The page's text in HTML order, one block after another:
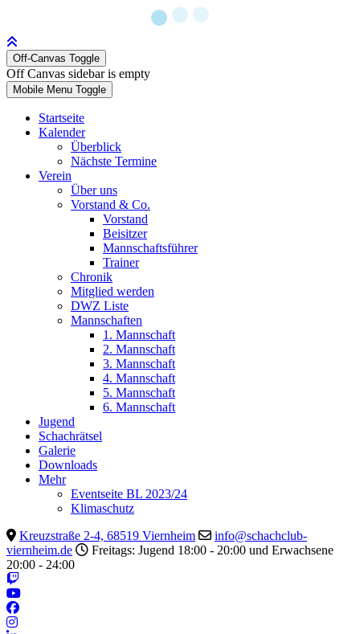
Off-Canvas Toggle
Off Canvas sidebar is empty
Mobile Menu Toggle
Startseite
Kalender
Überblick
Nächste Termine
Verein
Über uns
Vorstand & Co.
Vorstand
Beisitzer
Mannschaftsführer
Trainer
Chronik
Mitglied werden
DWZ Liste
Mannschaften
1. Mannschaft
2. Mannschaft
3. Mannschaft
4. Mannschaft
5. Mannschaft
6. Mannschaft
Jugend
Schachrätsel
Galerie
Downloads
Mehr
Eventseite BL 2023/24
Klimaschutz
Kreuzstraße 2-4, 68519 Viernheim
info@schachclub-
viernheim.de
Freitags: Jugend 18:00 - 20:00 und Erwachsene
20:00 - 24:00